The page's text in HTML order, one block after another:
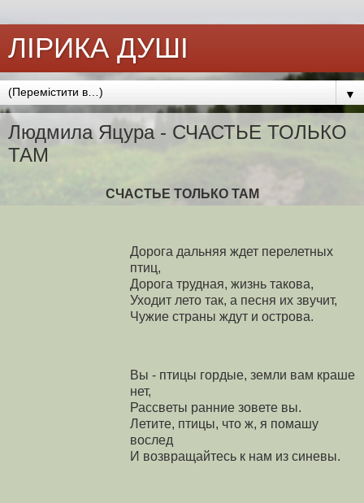
ЛІРИКА ДУШІ
▼
Людмила Яцура - СЧАСТЬЕ ТОЛЬКО
ТАМ
СЧАСТЬЕ ТОЛЬКО ТАМ
Дорога дальняя ждет перелетных
птиц,
Дорога трудная, жизнь такова,
Уходит лето так, а песня их звучит,
Чужие страны ждут и острова.
Вы - птицы гордые, земли вам краше
нет,
Рассветы ранние зовете вы.
Летите, птицы, что ж, я помашу
вослед
И возвращайтесь к нам из синевы.